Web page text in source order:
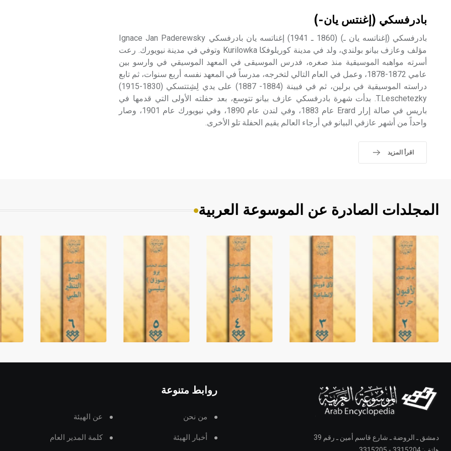
بادرفسكي (إغنتس يان-)
بادرفسكي (إغناتسه يان ـ) (1860 ـ 1941) إغناتسه يان بادرفسكي Ignace Jan Paderewsky
مؤلف وعازف بيانو بولندي، ولد في مدينة كوريلوفكا Kurilowka وتوفي في مدينة نيويورك. رعت
أسرته مواهبه الموسيقية منذ صغره، فدرس الموسيقى في المعهد الموسيقي في وارسو بين
عامي 1872-1878، وعمل في العام التالي لتخرجه، مدرساً في المعهد نفسه أربع سنوات، ثم تابع
دراسته الموسيقية في برلين، ثم في فيينة (1884- 1887) على يدي لِشِتتسكي (1830-1915)
T.Leschetezky. بدأت شهرة بادرفسكي عازف بيانو تتوسع، بعد حفلته الأولى التي قدمها في
باريس في صالة إرار Erard عام 1883، وفي لندن عام 1890، وفي نيويورك عام 1901، وصار
واحداً من أشهر عازفي البيانو في أرجاء العالم يقيم الحفلة تلو الأخرى.
اقرأ المزيد
المجلدات الصادرة عن الموسوعة العربية
دمشق ـ الروضة ـ شارع قاسم أمين ـ رقم 39
روابط متنوعة
من نحن عن الهيئة
أخبار الهيئة كلمة المدير العام